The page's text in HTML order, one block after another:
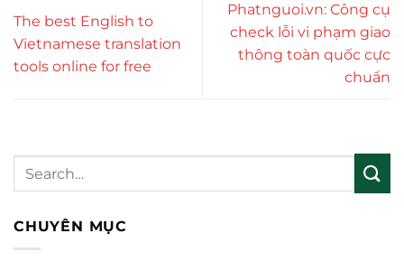
The best English to
Vietnamese translation
tools online for free
Phatnguoi.vn: Công cụ
check lỗi vi phạm giao
thông toàn quốc cực
chuẩn
CHUYÊN MỤC